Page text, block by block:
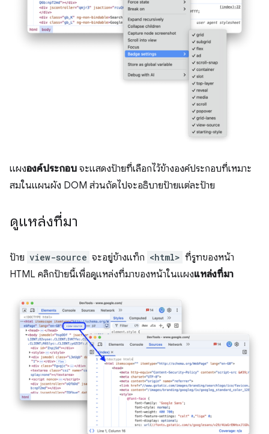
แผงองค์ประกอบ จะแสดงป้ายที่เลือกไว้ข้างองค์ประกอบที่เหมาะ
สมในแผนผัง DOM ส่วนถัดไปจะอธิบายป้ายแต่ละป้าย
ดูแหล่งที่มา
ป้าย view-source จะอยู่ข้างแท็ก <html> ที่รูทของหน้า
HTML คลิกป้ายนี้เพื่อดูแหล่งที่มาของหน้าในแผงแหล่งที่มา